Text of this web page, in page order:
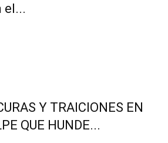
el...
Y TRAICIONES EN
QUE HUNDE...